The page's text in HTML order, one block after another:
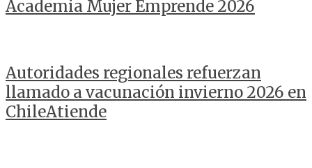
Academia Mujer Emprende 2026
Autoridades regionales refuerzan
llamado a vacunación invierno 2026 en
ChileAtiende